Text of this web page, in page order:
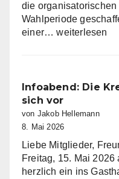
die
Wahlperiode
einer…AfD
Miltenberg
nimmt
Arbeit
auf
weiterlesen
Infoabend: Die
sich vor
von Jakob Hellemann
8. Mai 2026
Liebe Mitglieder,
Freitag, 15. Mai
herzlich ein ins